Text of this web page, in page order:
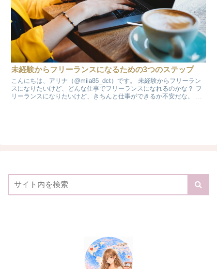
未経験からフリーランスになるための3つのステップ
こんにちは、アリナ（@miia85_dct）です。 未経験からフリーラン
スになりたいけど、どんな仕事でフリーランスになれるのかな？ フ
リーランスになりたいけど、きちんと仕事ができるか不安だな。 と